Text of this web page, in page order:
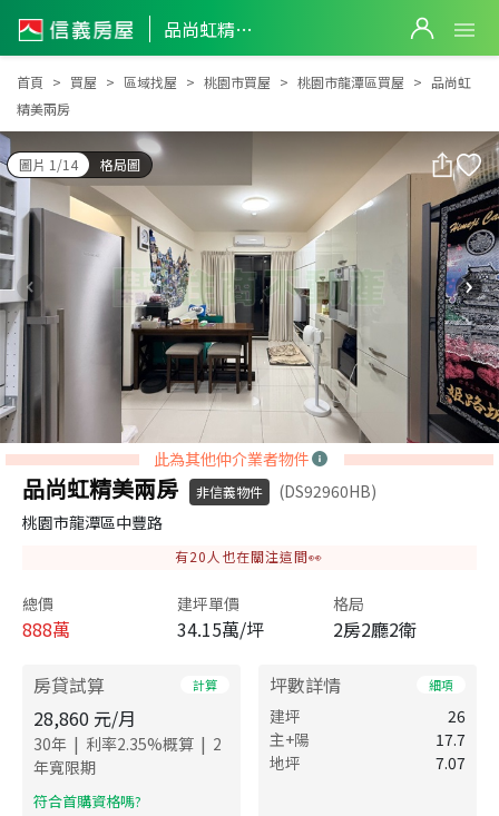
品尚虹精美兩房
品尚虹精美兩房
首頁 買屋 區域找屋 桃園市買屋 桃園市龍潭區買屋
品尚虹
精美兩房
圖片 1/14 格局圖
此為其他仲介業者物件
品尚虹精美兩房 非信義物件
(DS92960HB)
桃園市龍潭區中豐路
有20 人也在關注這間👀
總價
888萬
建坪單價
34.15萬/坪
格局
2房2廳2衛
房貸試算 計算
28,860 元/月
30年 | 利率2.35%概算 | 2
年寬限期
​符合首購資格嗎?
坪數詳情 細項
建坪
26
主+陽
17.7
地坪
7.07